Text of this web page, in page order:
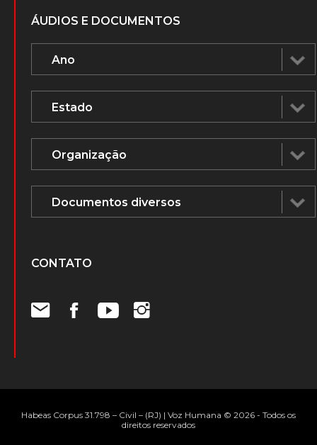
ÁUDIOS E DOCUMENTOS
CONTATO
Habeas Corpus 31.798 – Civil – (RJ) | Voz Humana © 2026 - Todos os
direitos reservados